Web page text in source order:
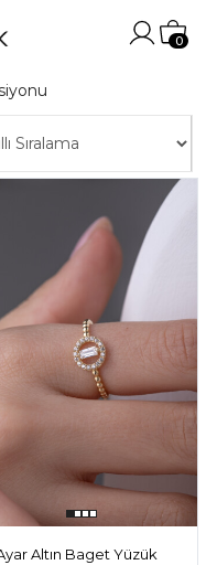
0
Altın Baget Yüzük